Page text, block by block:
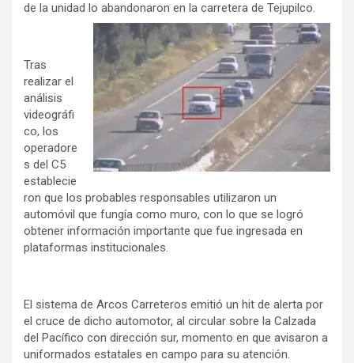
de la unidad lo abandonaron en la carretera de Tejupilco.
Tras
realizar el
análisis
videográfi
co, los
operadore
s del C5
establecie
ron que los probables responsables utilizaron un
automóvil que fungía como muro, con lo que se logró
obtener información importante que fue ingresada en
plataformas institucionales.
El sistema de Arcos Carreteros emitió un hit de alerta por
el cruce de dicho automotor, al circular sobre la Calzada
del Pacífico con dirección sur, momento en que avisaron a
uniformados estatales en campo para su atención.